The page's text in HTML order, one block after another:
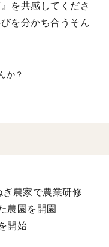
を共感してくださ
を分かち合うそん
か？
農家で農業研修
園を開園
開始